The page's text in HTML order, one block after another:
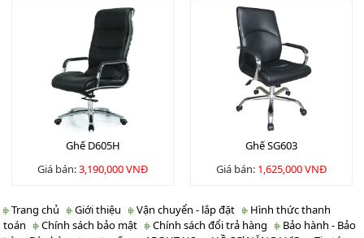
Ghế D605H
Giá bán:3,190,000 VNĐ
Ghế SG603
Giá bán: 1,625,000 VNĐ
Trang chủ Giới thiệu Vận chuyển - lắp đặt
Hình thức thanh
toán
Chính sách bảo mật Chính sách đổi trả hàng
Bảo hành - Bảo